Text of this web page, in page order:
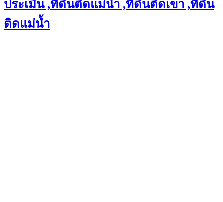
ประเมิน ,ที่ดินติดแม่น้ำ ,ที่ดินติดเขา ,ที่ดิน
ติดแม่น้ำ